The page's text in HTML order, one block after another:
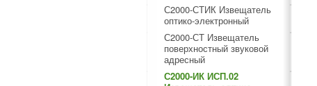
С2000-СТИК Извещатель
оптико-электронный
С2000-СТ Извещатель
поверхностный звуковой
адресный
С2000-ИК ИСП.02